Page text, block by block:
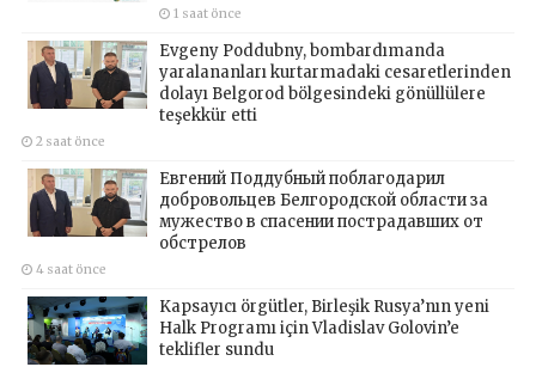
1 saat önce
Evgeny Poddubny, bombardımanda
yaralananları kurtarmadaki cesaretlerinden
dolayı Belgorod bölgesindeki gönüllülere
teşekkür etti
2 saat önce
Евгений Поддубный поблагодарил
добровольцев Белгородской области за
мужество в спасении пострадавших от
обстрелов
4 saat önce
Kapsayıcı örgütler, Birleşik Rusya’nın yeni
Halk Programı için Vladislav Golovin’e
teklifler sundu